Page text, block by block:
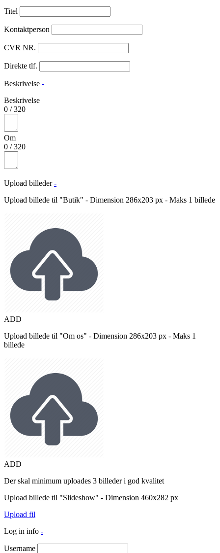
Titel
Kontaktperson
CVR NR.
Direkte tlf.
Beskrivelse -
Beskrivelse
0 /320
Om
0 /320
Upload billeder -
Upload billede til "Butik" - Dimension 286x203 px - Maks 1 billede
ADD
Upload billede til "Om os" - Dimension 286x203 px - Maks 1
billede
ADD
Der skal minimum uploades 3 billeder i god kvalitet
Upload billede til "Slideshow" - Dimension 460x282 px
Upload fil
Log in info -
Username